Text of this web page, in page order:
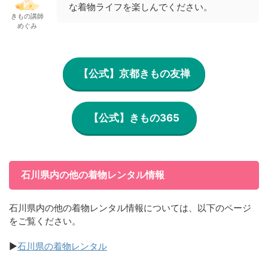
きもの講師
めぐみ
な着物ライフを楽しんでください。
【公式】京都きもの友禅
【公式】きもの365
石川県内の他の着物レンタル情報
石川県内の他の着物レンタル情報については、以下のページ
をご覧ください。
▶石川県の着物レンタル